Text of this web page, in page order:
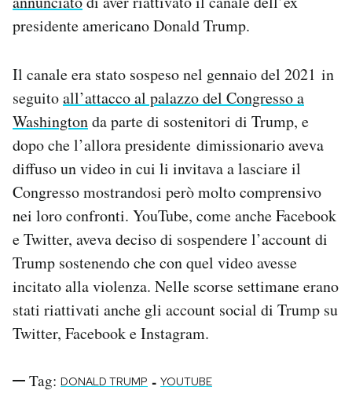
CALENDARIO
AREA PERSONALE
Newsletter
Notifiche mobile
Regala il Post
Hai bisogno di aiuto?
Esci
presidente americano Donald Trump.
Il canale era stato sospeso nel gennaio del 2021 in
seguitoall’attacco al palazzo del Congresso a
Washingtonda parte di sostenitori di Trump, e
dopo che l’allora presidente dimissionario aveva
diffuso un video in cui li invitava a lasciare il
Congresso mostrandosi però molto comprensivo
nei loro confronti. YouTube, come anche Facebook
e Twitter, aveva deciso di sospendere l’account di
Trump sostenendo che con quel video avesse
incitato alla violenza. Nelle scorse settimane erano
stati riattivati anche gli account social di Trump su
Twitter, Facebook e Instagram.
Tag: DONALD TRUMP - YOUTUBE